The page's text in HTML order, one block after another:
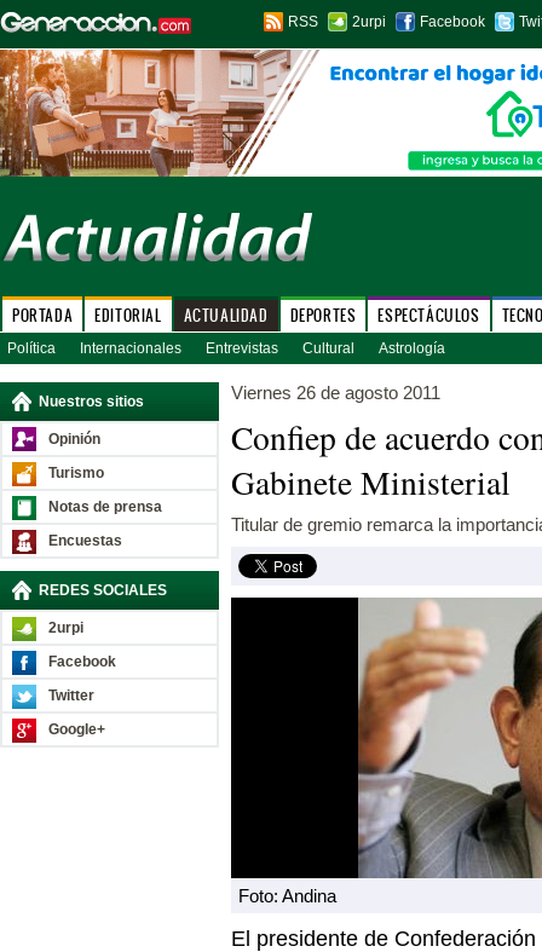
RSS 2urpi Facebook
PORTADA EDITORIAL ACTUALIDAD DEPORTES ESPECTÁCULOS
Política Internacionales Entrevistas Cultural Astrología
Nuestros sitios
Opinión
Turismo
Notas de prensa
Encuestas
REDES SOCIALES
2urpi
Facebook
Twitter
Google+
Viernes 26 de agosto 2011
Confiep de acuerdo
Gabinete Ministerial
Titular de gremio remarca la
Foto: Andina
El presidente de